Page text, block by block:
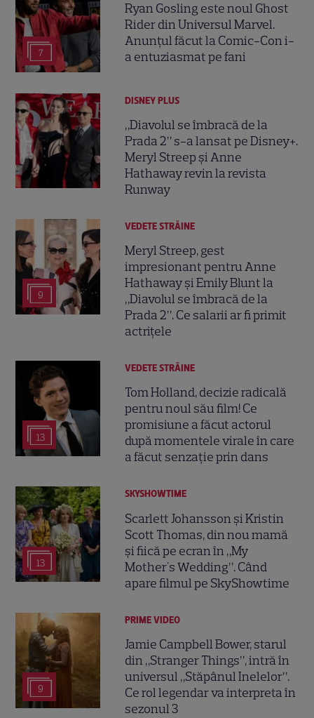
7
Ryan Gosling este noul Ghost
Rider din Universul Marvel.
Anunțul făcut la Comic-Con i-
a entuziasmat pe fani
DISNEY PLUS
„Diavolul se îmbracă de la
Prada 2” s-a lansat pe Disney+.
Meryl Streep și Anne
Hathaway revin la revista
Runway
9
VEDETE STRĂINE
Meryl Streep, gest
impresionant pentru Anne
Hathaway și Emily Blunt la
„Diavolul se îmbracă de la
Prada 2”. Ce salarii ar fi primit
actrițele
13
VEDETE STRĂINE
Tom Holland, decizie radicală
pentru noul său film! Ce
promisiune a făcut actorul
după momentele virale în care
a făcut senzație prin dans
13
SKYSHOWTIME
Scarlett Johansson și Kristin
Scott Thomas, din nou mamă
și fiică pe ecran în „My
Mother's Wedding”. Când
apare filmul pe SkyShowtime
9
PRIME VIDEO
Jamie Campbell Bower, starul
din „Stranger Things”, intră în
universul „Stăpânul Inelelor”.
Ce rol legendar va interpreta în
sezonul 3